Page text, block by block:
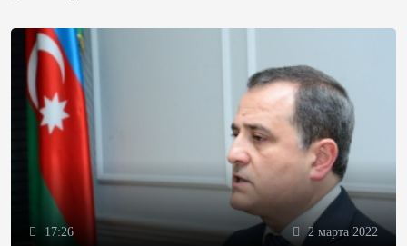
17:26 2 марта 2022